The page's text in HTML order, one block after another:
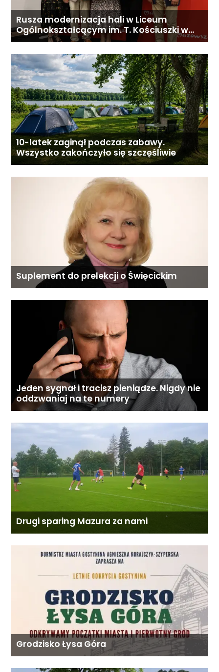
Rusza modernizacja hali w Liceum
Ogólnokształcącym im. T. Kościuszki w
Gostyninie
10-latek zaginął podczas zabawy.
Wszystko zakończyło się szczęśliwie
Suplement do prelekcji o Święcickim
Jeden sygnał i tracisz pieniądze. Nigdy nie
oddzwaniaj na te numery
Drugi sparing Mazura za nami
Grodzisko Łysa Góra